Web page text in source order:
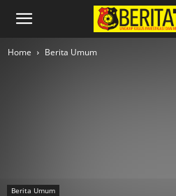
Home Berita Umum
Berita Umum